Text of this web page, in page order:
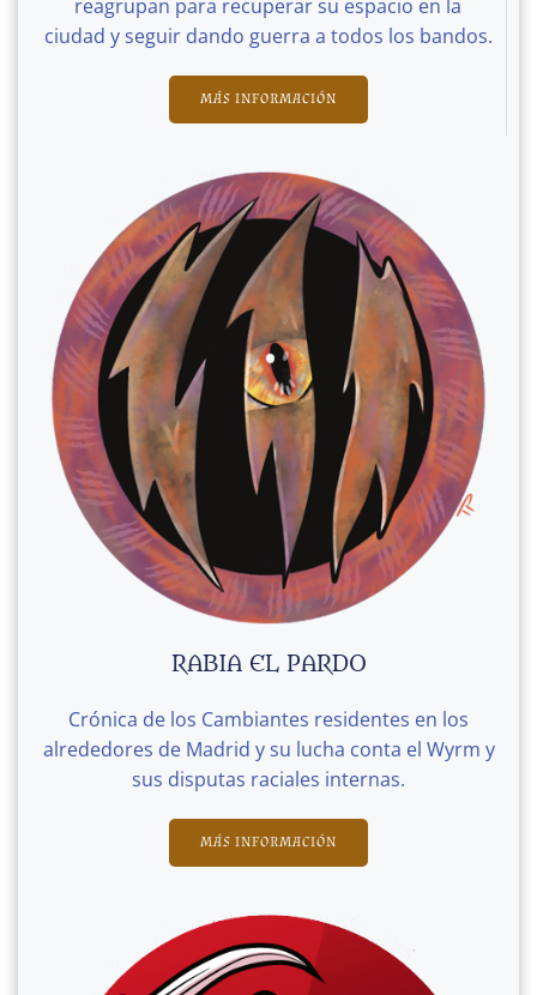
reagrupan para recuperar su espacio en la
ciudad y seguir dando guerra a todos los bandos.
MÁS INFORMACIÓN
RABIA EL PARDO
Crónica de los Cambiantes residentes en los
alrededores de Madrid y su lucha conta el Wyrm y
sus disputas raciales internas.
MÁS INFORMACIÓN